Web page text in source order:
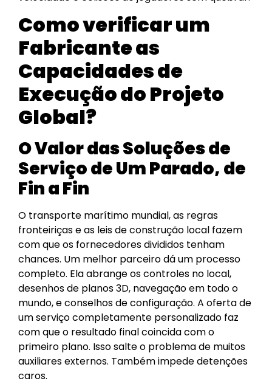
Como verificar um
Fabricante as
Capacidades de
Execução do Projeto
Global?
O Valor das Soluções de
Serviço de Um Parado, de
Fin a Fin
O transporte marítimo mundial, as regras
fronteiriças e as leis de construção local fazem
com que os fornecedores divididos tenham
chances. Um melhor parceiro dá um processo
completo. Ela abrange os controles no local,
desenhos de planos 3D, navegação em todo o
mundo, e conselhos de configuração. A oferta de
um serviço completamente personalizado faz
com que o resultado final coincida com o
primeiro plano. Isso salte o problema de muitos
auxiliares externos. Também impede detenções
caros.